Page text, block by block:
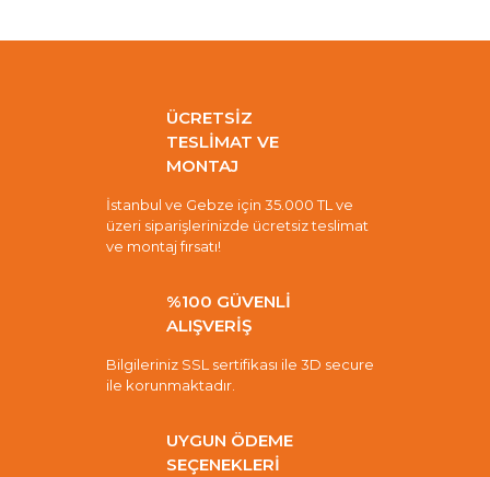
ÜCRETSİZ
TESLİMAT VE
MONTAJ
İstanbul ve Gebze için 35.000 TL ve
üzeri siparişlerinizde ücretsiz teslimat
ve montaj fırsatı!
%100 GÜVENLİ
ALIŞVERİŞ
Bilgileriniz SSL sertifikası ile 3D secure
ile korunmaktadır.
UYGUN ÖDEME
SEÇENEKLERİ